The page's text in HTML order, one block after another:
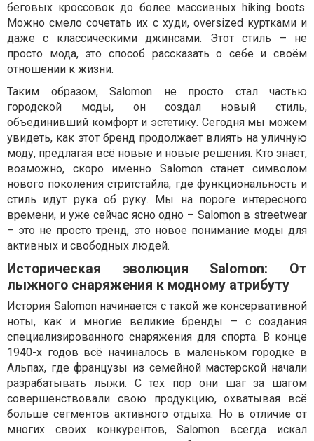
беговых кроссовок до более массивных hiking boots.
Можно смело сочетать их с худи, oversized куртками и
даже с классическими джинсами. Этот стиль – не
просто мода, это способ рассказать о себе и своём
отношении к жизни.
Таким образом, Salomon не просто стал частью
городской моды, он создал новый стиль,
объединивший комфорт и эстетику. Сегодня мы можем
увидеть, как этот бренд продолжает влиять на уличную
моду, предлагая всё новые и новые решения. Кто знает,
возможно, скоро именно Salomon станет символом
нового поколения стритстайла, где функциональность и
стиль идут рука об руку. Мы на пороге интересного
времени, и уже сейчас ясно одно – Salomon в streetwear
– это не просто тренд, это новое понимание моды для
активных и свободных людей.
Историческая эволюция Salomon: От
лыжного снаряжения к модному атрибуту
История Salomon начинается с такой же консервативной
ноты, как и многие великие бренды – с создания
специализированного снаряжения для спорта. В конце
1940-х годов всё начиналось в маленьком городке в
Альпах, где французы из семейной мастерской начали
разрабатывать лыжи. С тех пор они шаг за шагом
совершенствовали свою продукцию, охватывая всё
больше сегментов активного отдыха. Но в отличие от
многих своих конкурентов, Salomon всегда искал